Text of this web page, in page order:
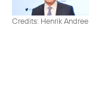
Credits: Henrik Andree